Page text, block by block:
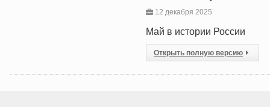
12 декабря 2025
Май в истории России
Открыть полную версию